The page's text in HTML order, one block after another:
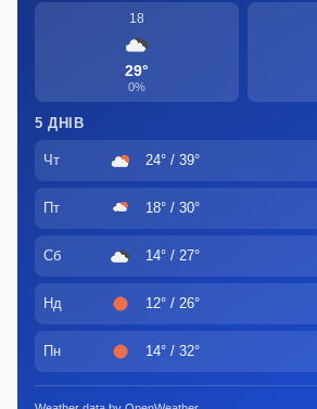
18
29°
0%
5 ДНІВ
Чт 24° / 39°
Пт 18° / 30°
Сб 14° / 27°
Нд 12° / 26°
Пн 14° / 32°